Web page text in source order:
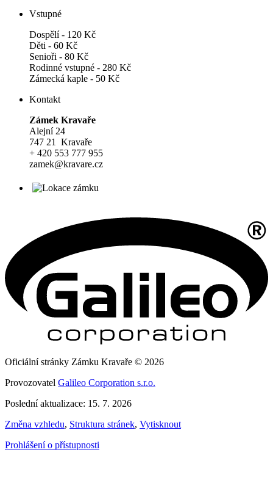
Vstupné
Dospělí - 120 Kč
Děti - 60 Kč
Senioři - 80 Kč
Rodinné vstupné - 280 Kč
Zámecká kaple - 50 Kč
Kontakt
Zámek Kravaře
Alejní 24
747 21 Kravaře
+ 420 553 777 955
zamek@kravare.cz
Oficiální stránky Zámku Kravaře © 2026
Provozovatel Galileo Corporation s.r.o.
Poslední aktualizace: 15. 7. 2026
Změna vzhledu, Struktura stránek, Vytisknout
Prohlášení o přístupnosti